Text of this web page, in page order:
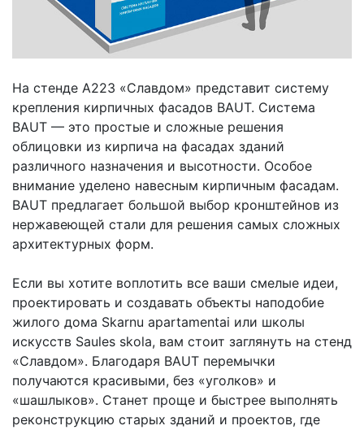
На стенде А223 «Славдом» представит систему
крепления кирпичных фасадов BAUT. Система
BAUT — это простые и сложные решения
облицовки из кирпича на фасадах зданий
различного назначения и высотности. Особое
внимание уделено навесным кирпичным фасадам.
BAUT предлагает большой выбор кронштейнов из
нержавеющей стали для решения самых сложных
архитектурных форм.
Если вы хотите воплотить все ваши смелые идеи,
проектировать и создавать объекты наподобие
жилого дома Skarnu apartamentai или школы
искусств Saules skola, вам стоит заглянуть на стенд
«Славдом». Благодаря BAUT перемычки
получаются красивыми, без «уголков» и
«шашлыков». Станет проще и быстрее выполнять
реконструкцию старых зданий и проектов, где